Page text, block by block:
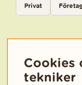
Privat
Cookies
tekniker